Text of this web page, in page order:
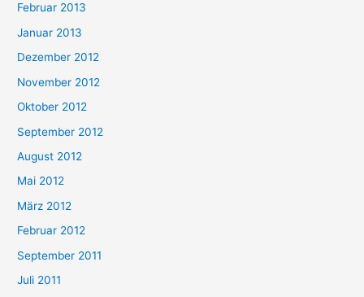
Februar 2013
Januar 2013
Dezember 2012
November 2012
Oktober 2012
September 2012
August 2012
Mai 2012
März 2012
Februar 2012
September 2011
Juli 2011